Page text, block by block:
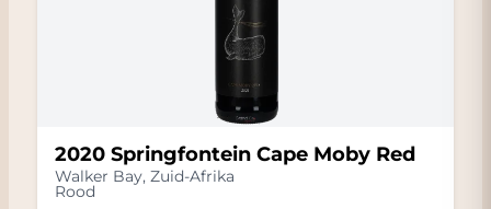
2020 Springfontein Cape Moby Red
Walker Bay, Zuid-Afrika
Rood